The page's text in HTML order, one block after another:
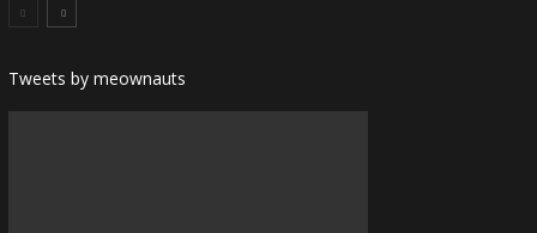
Tweets by meownauts